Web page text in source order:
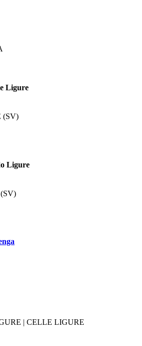
Ligure
(SV)
Ligure
| CELLE LIGURE